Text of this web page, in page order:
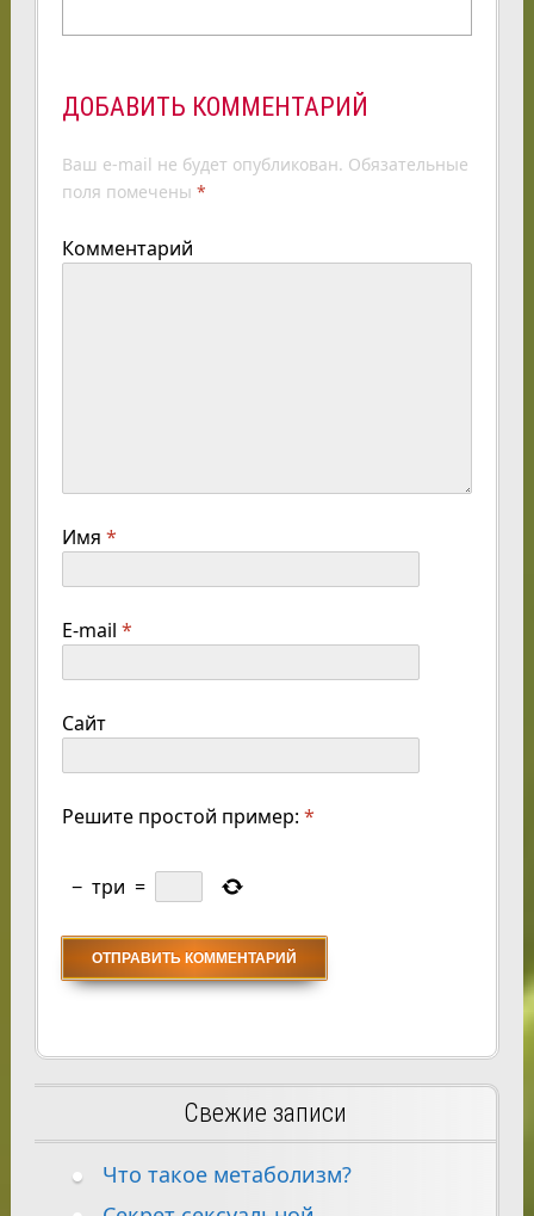
ДОБАВИТЬ КОММЕНТАРИЙ
Ваш e-mail не будет опубликован. Обязательные
поля помечены *
Комментарий
Имя *
E-mail *
Сайт
Решите простой пример: *
− три =
Свежие записи
Что такое метаболизм?